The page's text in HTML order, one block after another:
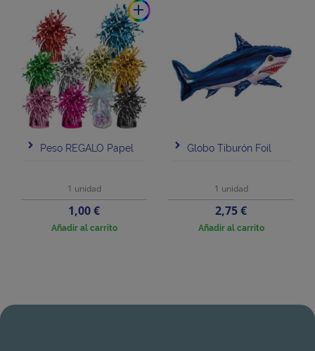
add
Peso REGALO Papel
1 unidad
Precio
1,00 €
Añadir al carrito
Globo Tiburón Foil
1 unidad
Precio
2,75 €
Añadir al carrito